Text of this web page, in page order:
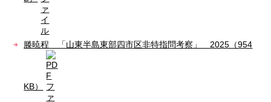
滕暁程 「山東半島東部四市区非特指問考察」 2025（954
KB）